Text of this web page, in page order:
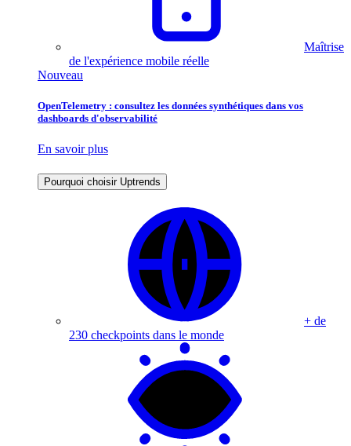
Maîtrise
de l'expérience mobile réelle
Nouveau
OpenTelemetry : consultez les données synthétiques dans vos
dashboards d'observabilité
En savoir plus
Pourquoi choisir Uptrends
+ de
230 checkpoints dans le monde